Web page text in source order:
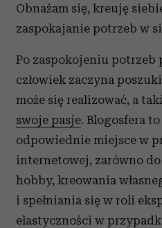
Obnażam się, kreuję
zaspokajanie potrzeb w
Po zaspokojeniu potrzeb
człowiek zaczyna
może się realizować, a
swoje pasje. Blogosfera
odpowiednie miejsce w
internetowej, zarówno
hobby, kreowania
i spełniania się w roli
elastyczności w